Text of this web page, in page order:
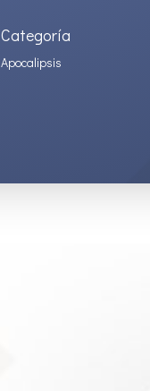
Categoría
Apocalipsis